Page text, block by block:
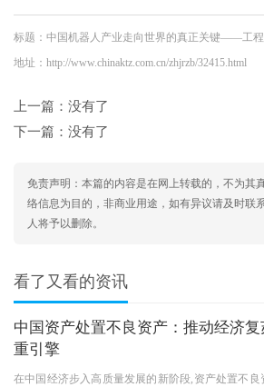
标题：中国机器人产业走向世界的真正关键——工程
地址：http://www.chinaktz.com.cn/zhjrzb/32415.html
上一篇：没有了
下一篇：没有了
免责声明：本篇的内容是在网上转载的，不为其
络信息为目的，非商业用途，如有异议请及时联
人将予以删除。
看了又看的资讯
中国资产处置不良资产：推动经济
重引擎
在中国经济步入高质量发展的新阶段,资产处置不